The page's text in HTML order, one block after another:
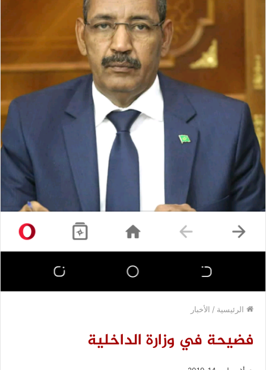
الرئيسية / الأخبار
فضيحة في وزارة الداخلية